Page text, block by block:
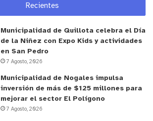
Recientes
Municipalidad de Quillota celebra el Día
de la Niñez con Expo Kids y actividades
en San Pedro
7 Agosto, 2026
Municipalidad de Nogales impulsa
inversión de más de $125 millones para
mejorar el sector El Polígono
7 Agosto, 2026